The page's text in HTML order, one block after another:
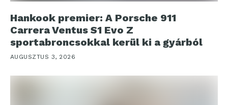
Hankook premier: A Porsche 911
Carrera Ventus S1 Evo Z
sportabroncsokkal kerül ki a gyárból
AUGUSZTUS 3, 2026